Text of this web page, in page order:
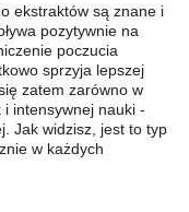
ekstraktów są znane i
pozytywnie na
poczucia
sprzyja lepszej
zatem zarówno w
intensywnej nauki -
Jak widzisz, jest to typ
w każdych